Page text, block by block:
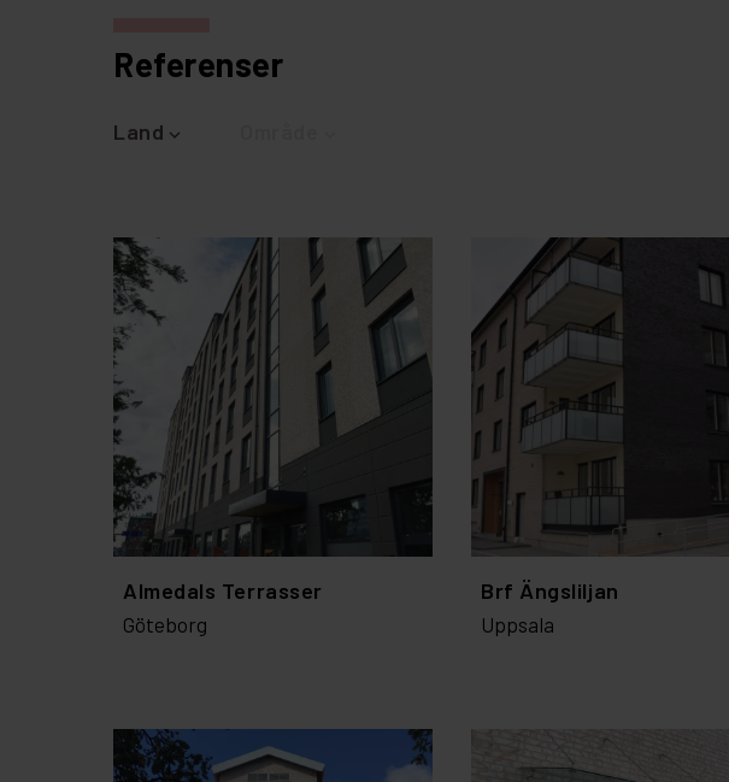
Referenser
Land
Almedals Terrasser
Göteborg
Brf Ängsliljan
Uppsala